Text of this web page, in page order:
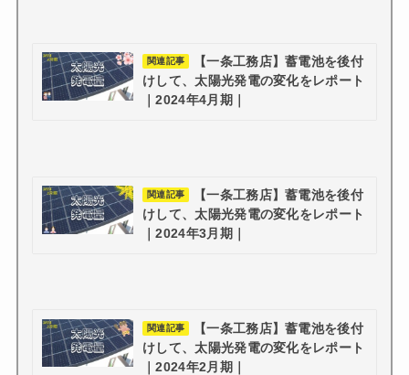
関連記事
【一条工務店】蓄電池を後付
けして、太陽光発電の変化をレポート
｜2024年4月期｜
関連記事
【一条工務店】蓄電池を後付
けして、太陽光発電の変化をレポート
｜2024年3月期｜
関連記事
【一条工務店】蓄電池を後付
けして、太陽光発電の変化をレポート
｜2024年2月期｜